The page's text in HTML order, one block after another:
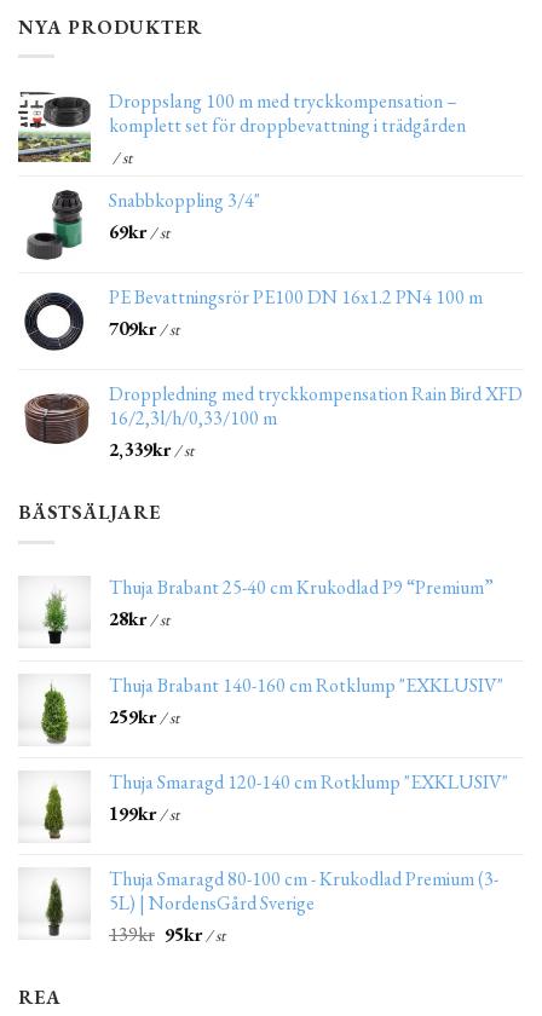
NYA PRODUKTER
Droppslang 100 m med tryckkompensation –
komplett set för droppbevattning i trädgården
/ st
Snabbkoppling 3/4"
69kr/ st
PE Bevattningsrör PE100 DN 16x1.2 PN4 100 m
709kr/ st
Droppledning med tryckkompensation Rain Bird XFD
16/2,3l/h/0,33/100 m
2,339kr/ st
BÄSTSÄLJARE
Thuja Brabant 25-40 cm Krukodlad P9 “Premium”
28kr/ st
Thuja Brabant 140-160 cm Rotklump "EXKLUSIV"
259kr/ st
Thuja Smaragd 120-140 cm Rotklump "EXKLUSIV"
199kr/ st
Thuja Smaragd 80-100 cm - Krukodlad Premium (3-
5L) | NordensGård Sverige
139kr 95kr/ st
REA